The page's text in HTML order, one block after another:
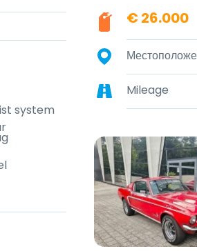
system
€ 26.000
Mileage